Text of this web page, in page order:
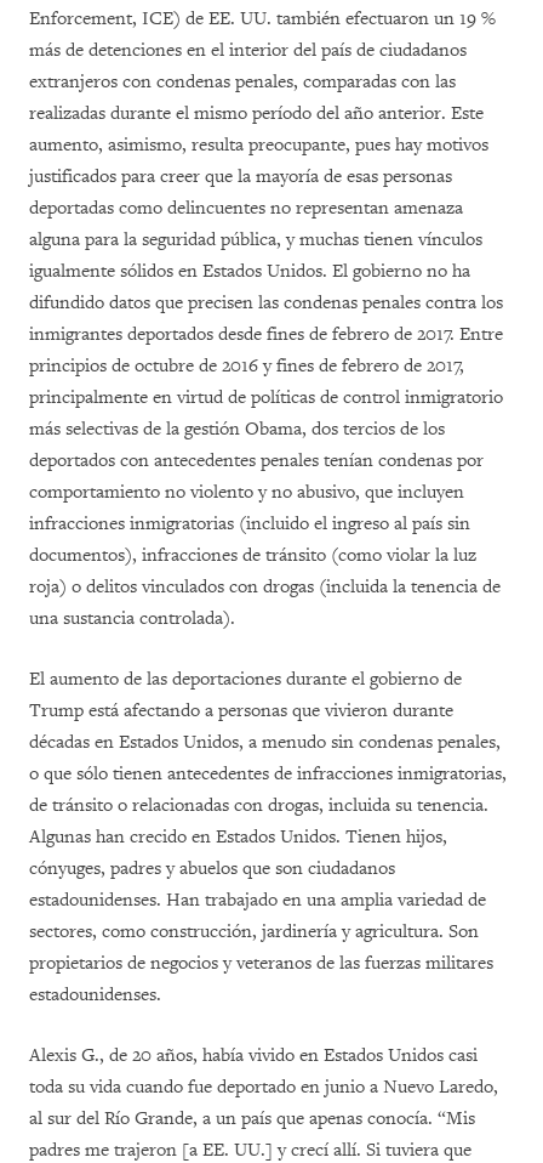
Enforcement, ICE) de EE. UU. también efectuaron un 19 %
más de detenciones en el interior del país de ciudadanos
extranjeros con condenas penales, comparadas con las
realizadas durante el mismo período del año anterior. Este
aumento, asimismo, resulta preocupante, pues hay motivos
justificados para creer que la mayoría de esas personas
deportadas como delincuentes no representan amenaza
alguna para la seguridad pública, y muchas tienen vínculos
igualmente sólidos en Estados Unidos. El gobierno no ha
difundido datos que precisen las condenas penales contra los
inmigrantes deportados desde fines de febrero de 2017. Entre
principios de octubre de 2016 y fines de febrero de 2017,
principalmente en virtud de políticas de control inmigratorio
más selectivas de la gestión Obama, dos tercios de los
deportados con antecedentes penales tenían condenas por
comportamiento no violento y no abusivo, que incluyen
infracciones inmigratorias (incluido el ingreso al país sin
documentos), infracciones de tránsito (como violar la luz
roja) o delitos vinculados con drogas (incluida la tenencia de
una sustancia controlada).
El aumento de las deportaciones durante el gobierno de
Trump está afectando a personas que vivieron durante
décadas en Estados Unidos, a menudo sin condenas penales,
o que sólo tienen antecedentes de infracciones inmigratorias,
de tránsito o relacionadas con drogas, incluida su tenencia.
Algunas han crecido en Estados Unidos. Tienen hijos,
cónyuges, padres y abuelos que son ciudadanos
estadounidenses. Han trabajado en una amplia variedad de
sectores, como construcción, jardinería y agricultura. Son
propietarios de negocios y veteranos de las fuerzas militares
estadounidenses.
Alexis G., de 20 años, había vivido en Estados Unidos casi
toda su vida cuando fue deportado en junio a Nuevo Laredo,
al sur del Río Grande, a un país que apenas conocía. “Mis
padres me trajeron [a EE. UU.] y crecí allí. Si tuviera que